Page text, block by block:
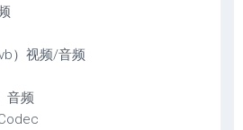
）视频/音频
音频